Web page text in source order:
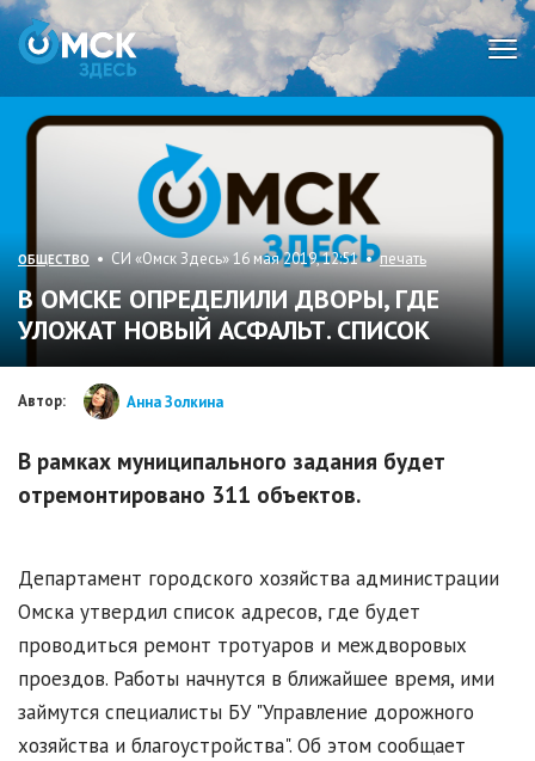
ОБЩЕСТВО • СИ «Омск Здесь» 16 мая 2019, 12:51 •печать
В ОМСКЕ ОПРЕДЕЛИЛИ ДВОРЫ, ГДЕ
УЛОЖАТ НОВЫЙ АСФАЛЬТ. СПИСОК
Автор: Анна Золкина
В рамках муниципального задания будет
отремонтировано 311 объектов.
Департамент городского хозяйства администрации
Омска утвердил список адресов, где будет
проводиться ремонт тротуаров и междворовых
проездов. Работы начнутся в ближайшее время, ими
займутся специалисты БУ "Управление дорожного
хозяйства и благоустройства". Об этом сообщает